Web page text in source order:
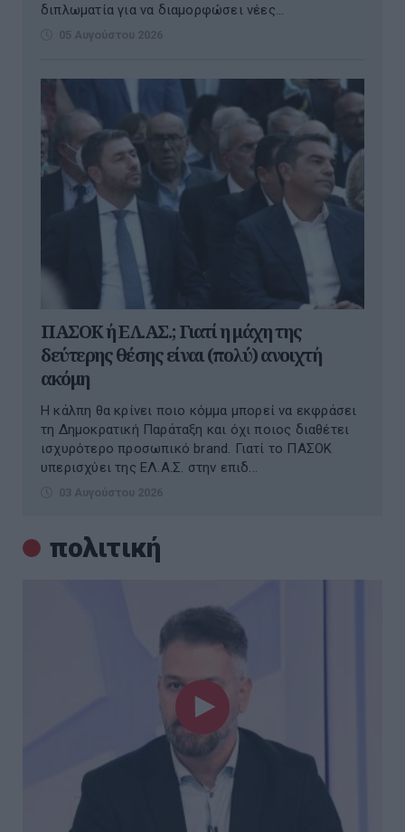
διπλωματία για να διαμορφώσει νέες...
ΠΑΣΟΚ ή ΕΛ.ΑΣ.; Γιατί η μάχη της
δεύτερης θέσης είναι (πολύ) ανοιχτή
ακόμη
Η κάλπη θα κρίνει ποιο κόμμα μπορεί να εκφράσει
τη Δημοκρατική Παράταξη και όχι ποιος διαθέτει
ισχυρότερο προσωπικό brand. Γιατί το ΠΑΣΟΚ
υπερισχύει της ΕΛ.Α.Σ. στην επιδ...
πολιτική